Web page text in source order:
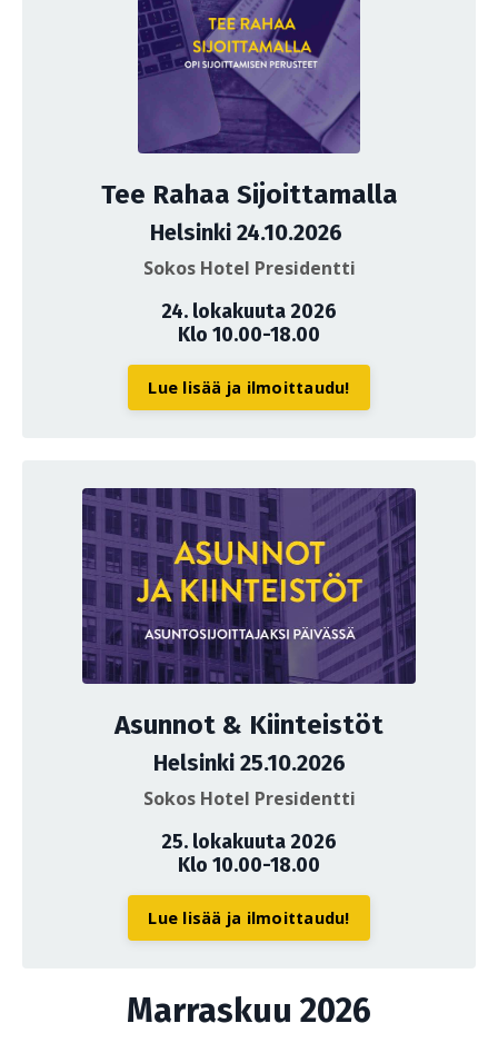
Tee Rahaa Sijoittamalla
Helsinki 24.10.2026
Sokos Hotel Presidentti
24. lokakuuta 2026
Klo 10.00-18.00
Lue lisää ja ilmoittaudu!
Asunnot & Kiinteistöt
Helsinki 25.10.2026
Sokos Hotel Presidentti
25. lokakuuta 2026
Klo 10.00-18.00
Lue lisää ja ilmoittaudu!
Marraskuu 2026